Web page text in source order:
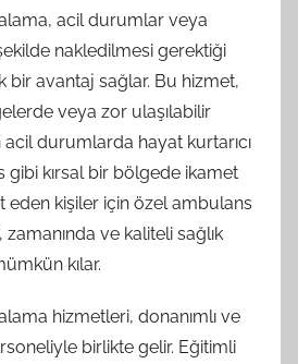
acil durumlar veya
şekilde nakledilmesi gerektiği
avantaj sağlar. Bu hizmet,
veya zor ulaşılabilir
durumlarda hayat kurtarıcı
gibi kırsal bir bölgede ikamet
eden kişiler için özel ambulans
ve kaliteli sağlık
kılar.
hizmetleri, donanımlı ve
birlikte gelir. Eğitimli